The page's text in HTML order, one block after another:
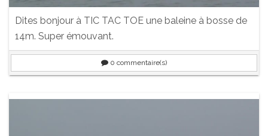
Dites bonjour à TIC TAC TOE une baleine à bosse de
14m. Super émouvant.
0 commentaire(s)